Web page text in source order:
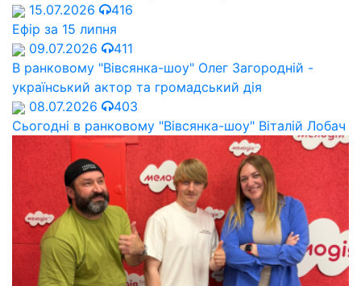
15.07.2026
416
Ефір за 15 липня
09.07.2026
411
В ранковому "Вівсянка-шоу" Олег Загородній -
український актор та громадський дія
08.07.2026
403
Сьогодні в ранковому "Вівсянка-шоу" Віталій Лобач